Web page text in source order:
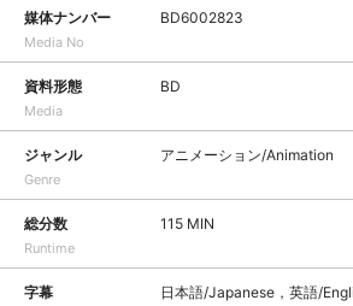
媒体ナンバー
Media No
BD6002823
資料形態
Media
BD
ジャンル
Genre
アニメーション/Animation
総分数
Runtime
115 MIN
字幕
日本語/Japanese，英語/